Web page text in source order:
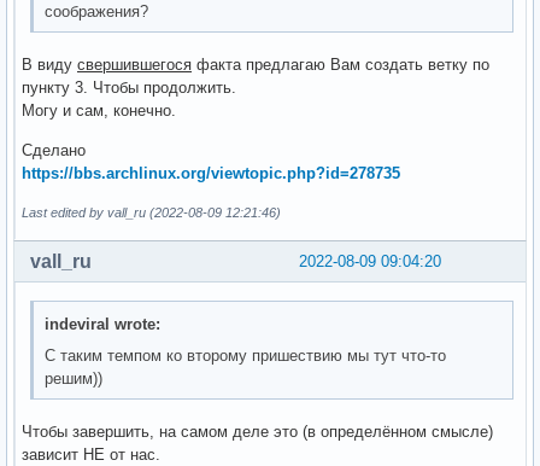
соображения?
В виду свершившегося факта предлагаю Вам создать ветку по
пункту 3. Чтобы продолжить.
Могу и сам, конечно.
Сделано
https://bbs.archlinux.org/viewtopic.php?id=278735
Last edited by vall_ru (2022-08-09 12:21:46)
2022-08-09 09:04:20
vall_ru
indeviral wrote:
С таким темпом ко второму пришествию мы тут что-то
решим))
Чтобы завершить, на самом деле это (в определённом смысле)
зависит НЕ от нас.